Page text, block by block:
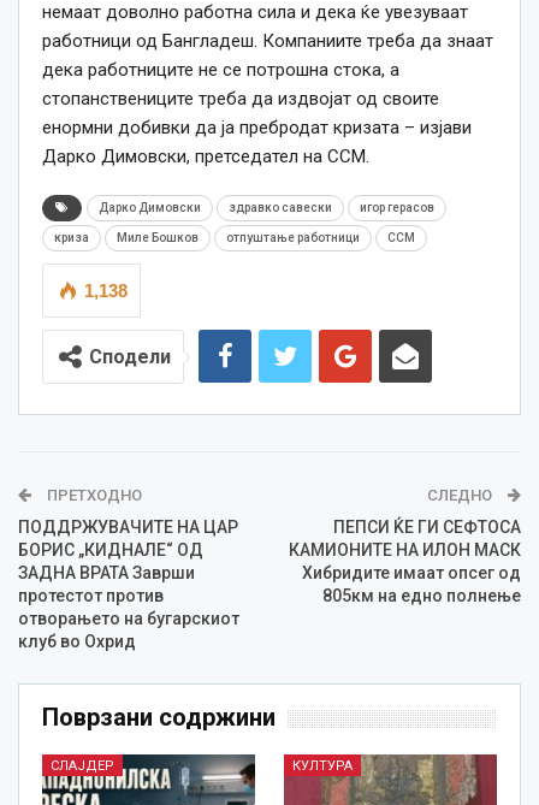
немаат доволно работна сила и дека ќе увезуваат
работници од Бангладеш. Компаниите треба да знаат
дека работниците не се потрошна стока, а
стопанствениците треба да издвојат од своите
енормни добивки да ја пребродат кризата – изјави
Дарко Димовски, претседател на ССМ.
Дарко Димовски здравко савески игор герасов
криза Миле Бошков отпуштање работници ССМ
1,138
Сподели
ПРЕТХОДНО
ПОДДРЖУВАЧИТЕ НА ЦАР
БОРИС „КИДНАЛЕ“ ОД
ЗАДНА ВРАТА Заврши
протестот против
отворањето на бугарскиот
клуб во Охрид
СЛЕДНО
ПЕПСИ ЌЕ ГИ СЕФТОСА
КАМИОНИТЕ НА ИЛОН МАСК
Хибридите имаат опсег од
805км на едно полнење
Поврзани содржини
СЛАЈДЕР КУЛТУРА